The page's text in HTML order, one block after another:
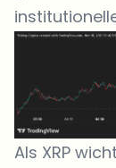
Als XRP